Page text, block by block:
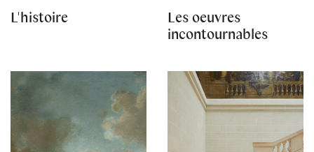
L'histoire
Les oeuvres
incontournables